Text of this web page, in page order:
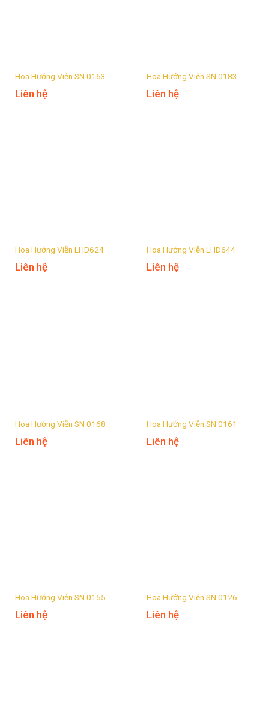
Hoa Hướng Viễn SN 0163
Liên hệ
Hoa Hướng Viễn SN 0183
Liên hệ
Hoa Hướng Viễn LHD624
Liên hệ
Hoa Hướng Viễn LHD644
Liên hệ
Hoa Hướng Viễn SN 0168
Liên hệ
Hoa Hướng Viễn SN 0161
Liên hệ
Hoa Hướng Viễn SN 0155
Liên hệ
Hoa Hướng Viễn SN 0126
Liên hệ